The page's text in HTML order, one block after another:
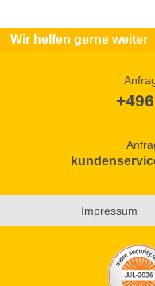
Wir helfen gerne weiter
Impressum